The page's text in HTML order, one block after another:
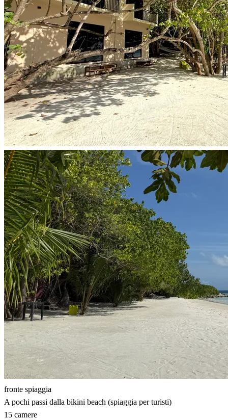
fronte spiaggia
A pochi passi dalla bikini beach (spiaggia per turisti)
15 camere